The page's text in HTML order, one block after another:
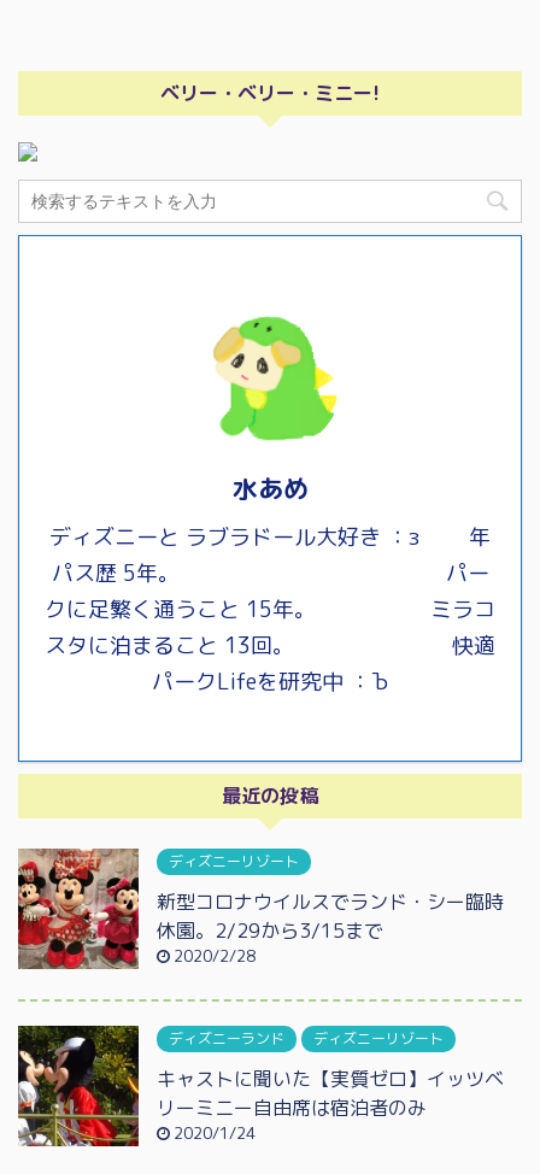
ベリー・ベリー・ミニー!
水あめ
ディズニーと ラブラドール大好き ：з 年
パス歴 5年。 パー
クに足繁く通うこと 15年。 ミラコ
スタに泊まること 13回。 快適
パークLifeを研究中 ：Ъ
最近の投稿
ディズニーリゾート
新型コロナウイルスでランド・シー臨時
休園。2/29から3/15まで
2020/2/28
ディズニーランド ディズニーリゾート
キャストに聞いた【実質ゼロ】イッツベ
リーミニー自由席は宿泊者のみ
2020/1/24